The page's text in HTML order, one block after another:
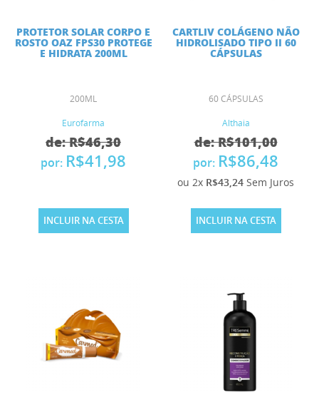
PROTETOR SOLAR CORPO E
ROSTO OAZ FPS30 PROTEGE
E HIDRATA 200ML
200ML
Eurofarma
de: R$46,30
por: R$41,98
INCLUIR NA CESTA
CARTLIV COLÁGENO NÃO
HIDROLISADO TIPO II 60
CÁPSULAS
60 CÁPSULAS
Althaia
de: R$101,00
por: R$86,48
ou 2x R$43,24 Sem Juros
INCLUIR NA CESTA